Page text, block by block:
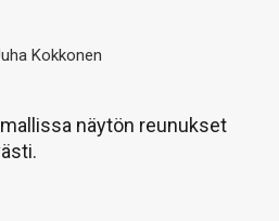
Kokkonen
näytön reunukset